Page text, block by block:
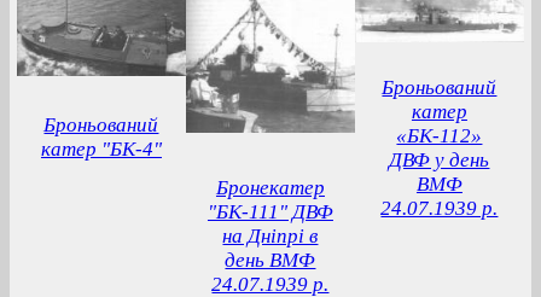
Броньований
катер "БК-4"
Бронекатер
"БК-111" ДВФ
на Дніпрі в
день ВМФ
24.07.1939 р.
Броньований
катер
«БК-112»
ДВФ у день
ВМФ
24.07.1939 р.